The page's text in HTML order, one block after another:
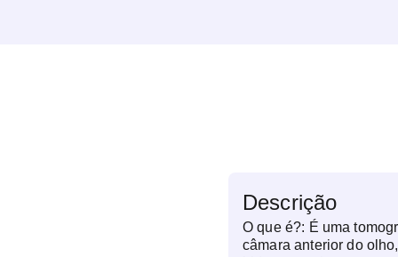
Descrição
O que é?: É uma
câmara anterior do